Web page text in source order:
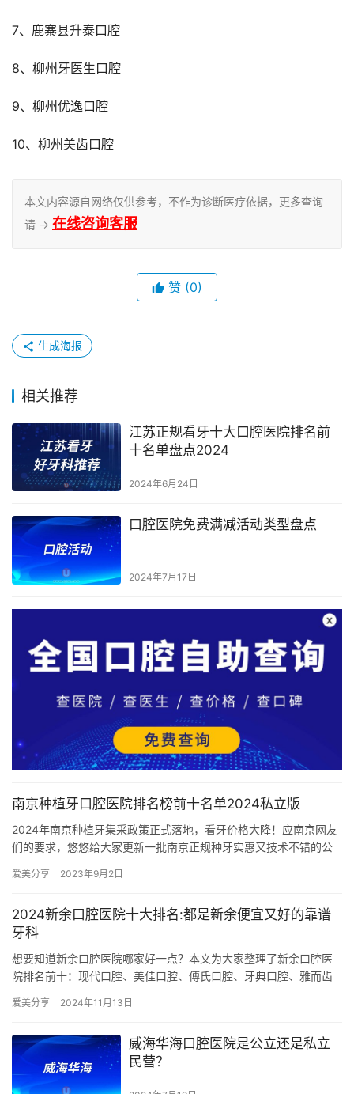
7、鹿寨县升泰口腔
8、柳州牙医生口腔
9、柳州优逸口腔
10、柳州美齿口腔
本文内容源自网络仅供参考，不作为诊断医疗依据，更多查询
请 → 在线咨询客服
赞 (0)
生成海报
相关推荐
江苏正规看牙十大口腔医院排名前
十名单盘点2024
2024年6月24日
口腔医院免费满减活动类型盘点
2024年7月17日
南京种植牙口腔医院排名榜前十名单2024私立版
2024年南京种植牙集采政策正式落地，看牙价格大降！应南京网友
们的要求，悠悠给大家更新一批南京正规种牙实惠又技术不错的公
为…
爱美分享 2023年9月2日
2024新余口腔医院十大排名:都是新余便宜又好的靠谱
牙科
想要知道新余口腔医院哪家好一点？本文为大家整理了新余口腔医
院排名前十：现代口腔、美佳口腔、傅氏口腔、牙典口腔、雅而齿
腔。 …
爱美分享 2024年11月13日
威海华海口腔医院是公立还是私立
民营？